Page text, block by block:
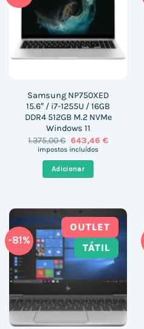
Samsung NP750XED
15.6″ / i7-1255U / 16GB
DDR4 512GB M.2 NVMe
Windows 11
1.375,00€ O
preço
era:
1.375,00 €.
643,46 €O
impostos incluídos
Adicionar
-81%
OUTLET
TÁTIL